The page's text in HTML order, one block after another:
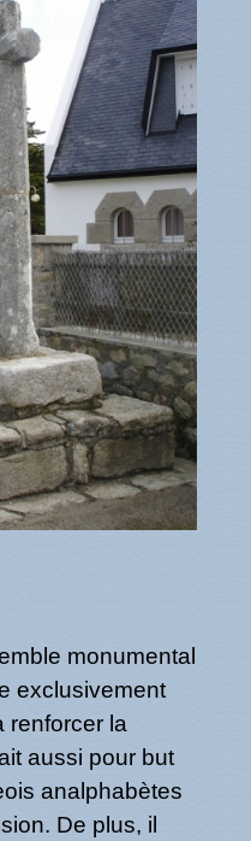
monumental
exclusivement
renforcer la
aussi pour but
analphabètes
De plus, il